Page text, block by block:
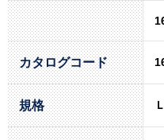
カタログコード
規格